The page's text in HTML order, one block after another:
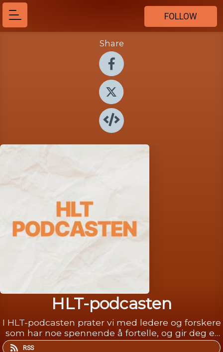
FOLLOW
Share
HLT-podcasten
I HLT-podcasten prater vi med ledere og forskere
som har noe spennende å fortelle, og gir deg et
lite innblikk i livet på HLT.
RSS